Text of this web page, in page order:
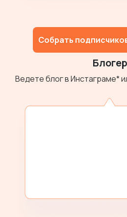
Собрать
Блогер
Ведете блог в Инстаграме*